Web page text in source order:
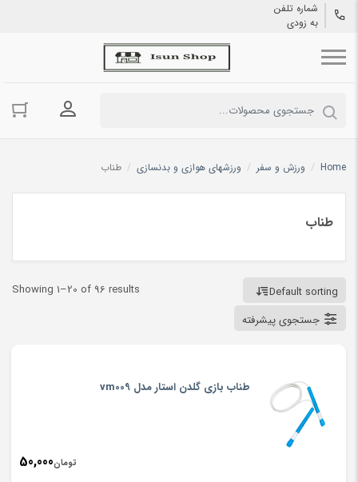
شماره تلفن
به زودی
ورود به
Home
/ ورزش و سفر / ورزشهای هوازی و بدنسازی / طناب
طناب
Showing 1–20 of 96 results
Default sorting
جستجوی پیشرفته
طناب بازی گلدن استار مدل vm009
تومان50,000